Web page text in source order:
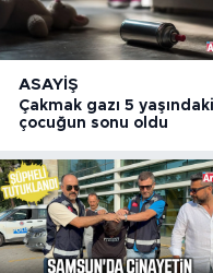
ASAYIŞ
Çakmak gazı 5 yaşındaki
çocuğun sonu oldu